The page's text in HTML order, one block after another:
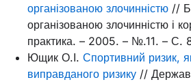
організованою злочинністю //
організованою злочинністю і
практика. – 2005. – №.11. – С.
Ющик О.І. Спортивний ризик,
виправданого ризику //